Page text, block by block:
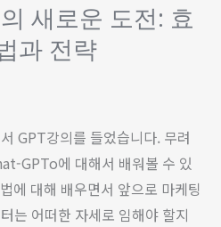
새로운 도전: 효
과 전략
GPT강의를 들었습니다. 무려
GPTo에 대해서 배워볼 수 있
에 대해 배우면서 앞으로 마케팅
는 어떠한 자세로 임해야 할지